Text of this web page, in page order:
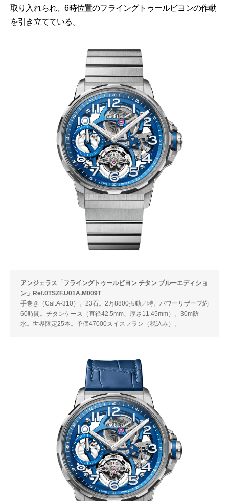
取り入れられ、6時位置のフライングトゥールビヨンの作動
を引き立てている。
アンジェラス「フライングトゥールビヨン チタン ブルーエディショ
ン」Ref.0TSZF.U01A.M009T
手巻き（Cal.A-310）。23石。2万8800振動／時。パワーリザーブ約
60時間。チタンケース（直径42.5mm、厚さ11.45mm）。30m防
水。世界限定25本。予価47000スイスフラン（税込み）。